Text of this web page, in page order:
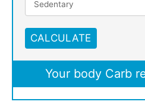
CALCULATE
Your body Carb